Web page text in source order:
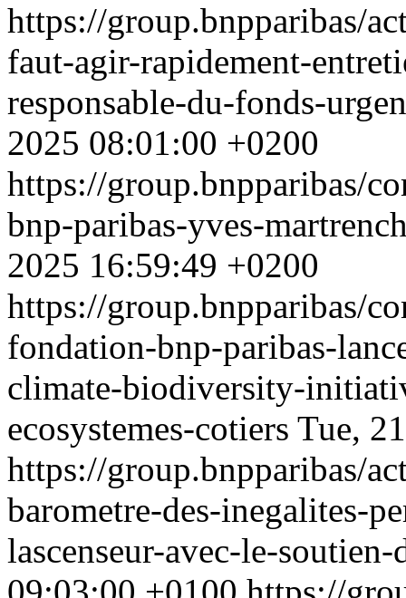
https://group.bnpparibas/
faut-agir-rapidement-
responsable-du-fonds-
2025 08:01:00 +0200
https://group.bnpparibas/
bnp-paribas-yves-
2025 16:59:49 +0200
https://group.bnpparibas/
fondation-bnp-paribas-
climate-biodiversity-
ecosystemes-cotiers Tue,
https://group.bnpparibas/
barometre-des-inegalites-
lascenseur-avec-le-